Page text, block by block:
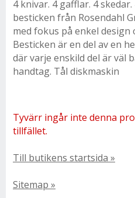
4 knivar. 4 gafflar. 4
besticken från Rosendahl
med fokus på enkel
Besticken är en del av en
där varje enskild del är väl
handtag. Tål diskmaskin
Tyvärr ingår inte denna
tillfället.
Till butikens startsida »
Sitemap »